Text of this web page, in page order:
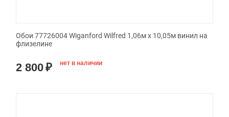
Обои 77726004 Wiganford Wilfred 1,06м х 10,05м винил на
флизелине
2 800₽ нет в наличии